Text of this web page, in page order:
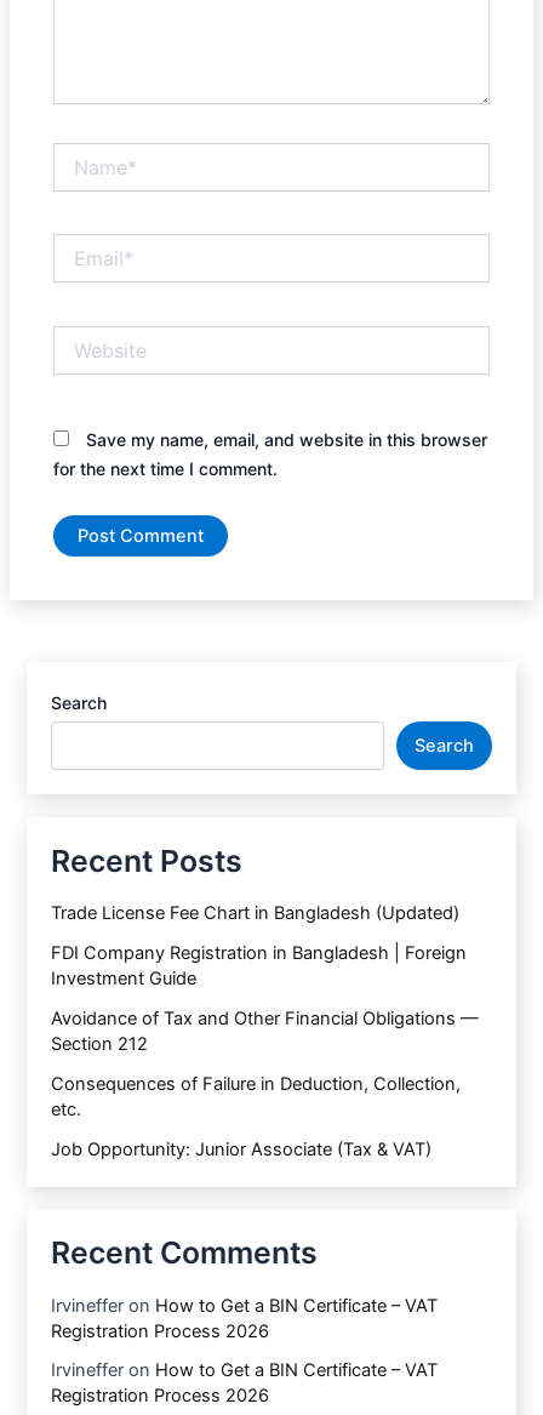
Save my name, email, and website in this browser
for the next time I comment.
Search
Search
Recent Posts
Trade License Fee Chart in Bangladesh (Updated)
FDI Company Registration in Bangladesh | Foreign
Investment Guide
Avoidance of Tax and Other Financial Obligations —
Section 212
Consequences of Failure in Deduction, Collection,
etc.
Job Opportunity: Junior Associate (Tax & VAT)
Recent Comments
Irvineffer on How to Get a BIN Certificate – VAT
Registration Process 2026
Irvineffer on How to Get a BIN Certificate – VAT
Registration Process 2026